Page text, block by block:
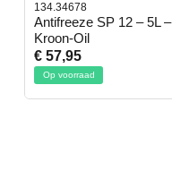
134.34678
Antifreeze SP 12 – 5L –
Kroon-Oil
€ 57,95
Op voorraad